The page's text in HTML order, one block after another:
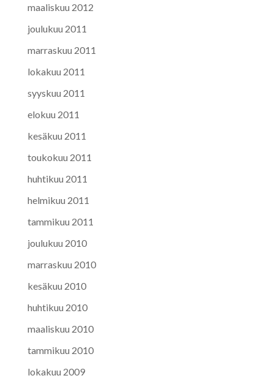
maaliskuu 2012
joulukuu 2011
marraskuu 2011
lokakuu 2011
syyskuu 2011
elokuu 2011
kesäkuu 2011
toukokuu 2011
huhtikuu 2011
helmikuu 2011
tammikuu 2011
joulukuu 2010
marraskuu 2010
kesäkuu 2010
huhtikuu 2010
maaliskuu 2010
tammikuu 2010
lokakuu 2009